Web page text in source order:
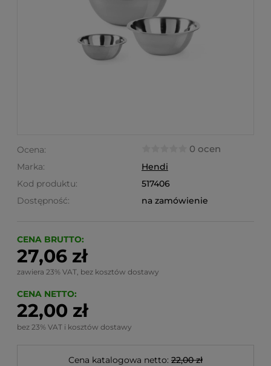
Ocena: 0 ocen
Marka:
Hendi
Kod produktu:
517406
Dostępność:
na zamówienie
CENA BRUTTO:
27,06 zł
zawiera 23% VAT, bez kosztów dostawy
CENA NETTO:
22,00 zł
bez 23% VAT i kosztów dostawy
Cena katalogowa netto: 22,00 zł